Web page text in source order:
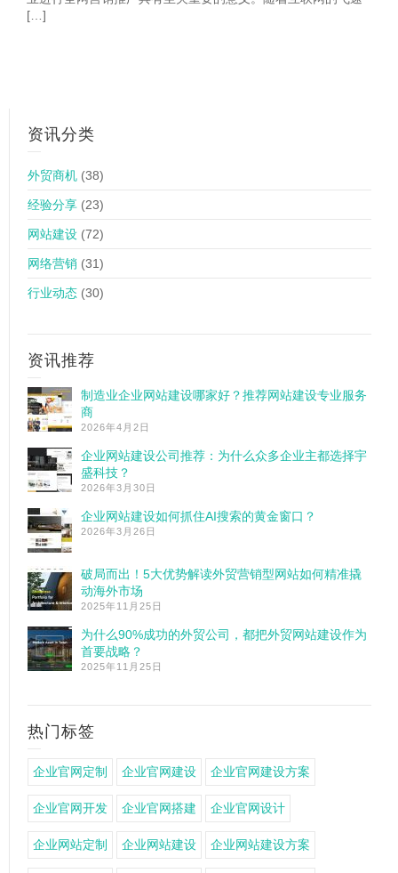
[…]
资讯分类
外贸商机 (38)
经验分享 (23)
网站建设 (72)
网络营销 (31)
行业动态 (30)
资讯推荐
制造业企业网站建设哪家好？推荐网站建设专业服务
商
2026年4月2日
企业网站建设公司推荐：为什么众多企业主都选择宇
盛科技？
2026年3月30日
企业网站建设如何抓住AI搜索的黄金窗口？
2026年3月26日
破局而出！5大优势解读外贸营销型网站如何精准撬
动海外市场
2025年11月25日
为什么90%成功的外贸公司，都把外贸网站建设作为
首要战略？
2025年11月25日
热门标签
企业官网定制 企业官网建设 企业官网建设方案
企业官网开发 企业官网搭建 企业官网设计
企业网站定制 企业网站建设 企业网站建设方案